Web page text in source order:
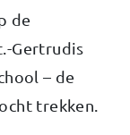
de
Gertrudis
– de
trekken.